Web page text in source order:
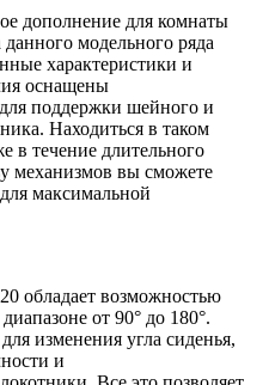
дополнение для комнаты
модельного ряда
характеристики и
оснащены
поддержки шейного и
Находиться в таком
в течение длительного
механизмов вы сможете
максимальной
обладает возможностью
от 90° до 180°.
изменения угла сиденья,
и